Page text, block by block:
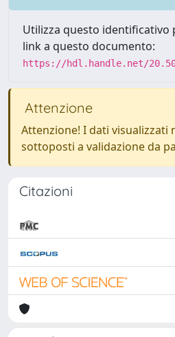
Utilizza questo identificativo
link a questo documento:
https://hdl.handle.net/
Attenzione
Attenzione! I dati visualizzati
sottoposti a validazione da
Citazioni